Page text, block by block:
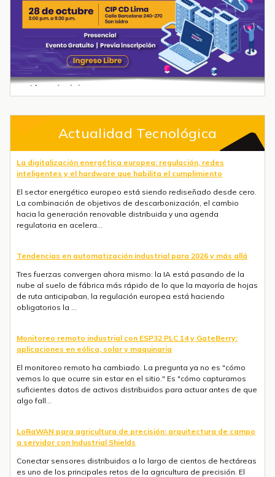
Actualidad Tecnológica
La digitalización energética europea: regulación, redes
inteligentes y el hardware que habilita el cumplimiento
El sector energético europeo está siendo rediseñado desde cero.
La combinación de objetivos de descarbonización, el cambio
hacia la generación renovable distribuida y una agenda
regulatoria en acelera...
Tendencias en automatización industrial para 2026 y más allá
Tres fuerzas convergen ahora mismo: la IA está pasando de la
nube al suelo de fábrica más rápido de lo que la mayoría de hojas
de ruta anticipaban, la regulación europea está haciendo
obligatorios la ...
Monitoreo remoto industrial con ESP32 PLC 14 y GateBerry:
aplicaciones en eólica, solar y maquinaria
El monitoreo remoto ha cambiado. La pregunta ya no es "cómo
vemos lo que ocurre sin estar en el sitio." Es "cómo capturamos
suficientes datos de activos distribuidos para actuar antes de que
algo fall...
LoRaWAN para agricultura de precisión: arquitectura de campo
a servidor con Industrial Shields
Conectar sensores distribuidos a lo largo de cientos de hectáreas
es uno de los principales retos de la agricultura de precisión. El